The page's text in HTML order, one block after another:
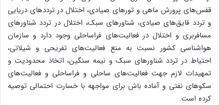
قفس‌های پرورش ماهی و تورهای صیادی، اختلال در ترددهای دریایی
و تردد قایق‌های صیادی، شناورهای سبک، اختلال در تردد شناورهای
مسافربری و اختلال در فعالیت‌های فراساحلی وجود دارد و سازمان
هواشناسی کشور نسبت به منع فعالیت‌های تفریحی و شیلاتی،
احتیاط در تردد شناورهای سبک و نیمه سنگین، اتخاذ محدودیت و
تمهیدات لازم جهت فعالیت‌های ساحلی و فراساحلی و فعالیت‌های
سکوهای نفتی و آماده باش برای مواجهه با خسارت احتمالی توصیه
کرده است.